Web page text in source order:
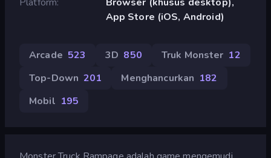
App Store (iOS, Android)
Arcade 523 3D 850 Truk Monster 12
Top-Down 201 Menghancurkan 182
Mobil 195